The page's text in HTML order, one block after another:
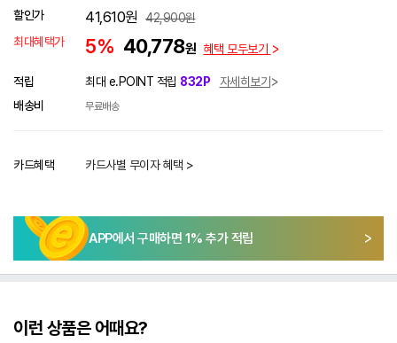
할인가 41,610원 42,900원
최대혜택가
5% 40,778원 혜택 모두보기
적립 최대 e.POINT 적립 832P
자세히보기
배송비
무료배송
카드혜택 카드사별 무이자 혜택 >
APP에서 구매하면 1% 추가 적립
이런 상품은 어때요?